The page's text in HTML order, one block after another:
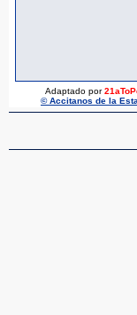
Adaptado por
© Accitanos de la